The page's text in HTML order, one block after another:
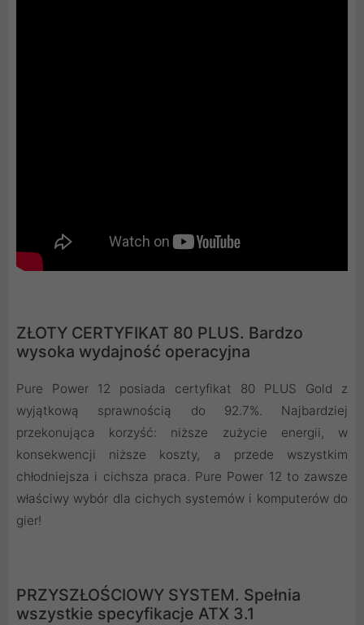
ZŁOTY CERTYFIKAT 80 PLUS. Bardzo
wysoka wydajność operacyjna
Pure Power 12 posiada certyfikat 80 PLUS Gold z
wyjątkową sprawnością do 92.7%. Najbardziej
przekonująca korzyść: niższe zużycie energii, w
konsekwencji niższe koszty, a przede wszystkim
chłodniejsza i cichsza praca. Pure Power 12 to zawsze
właściwy wybór dla cichych systemów i komputerów do
gier!
PRZYSZŁOŚCIOWY SYSTEM. Spełnia
wszystkie specyfikacje ATX 3.1